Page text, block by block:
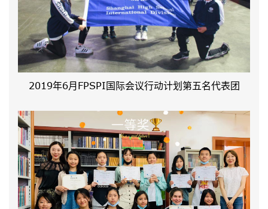
2019年6月FPSPI国际会议行动计划第五名代表团